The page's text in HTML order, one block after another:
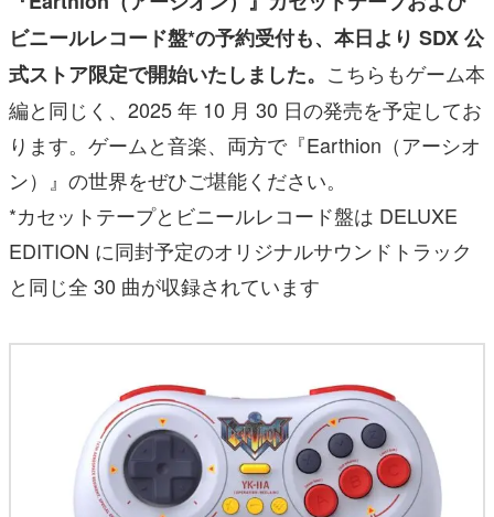
ビニールレコード盤*の予約受付も、本日より SDX 公
式ストア限定で開始いたしました。 こちらもゲーム本
編と同じく、2025 年 10 月 30 日の発売を予定してお
ります。ゲームと音楽、両方で『Earthion（アーシオ
ン）』の世界をぜひご堪能ください。
*カセットテープとビニールレコード盤は DELUXE
EDITION に同封予定のオリジナルサウンドトラック
と同じ全 30 曲が収録されています